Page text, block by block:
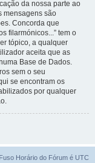
da nossa parte ao
mensagens são
Concorda que
filarmónicos...” tem o
tópico, a qualquer
aceita que as
Base de Dados.
sem o seu
se encontram os
por qualquer
Horário do Fórum é UTC